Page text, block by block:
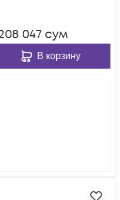
047 сум
В корзину